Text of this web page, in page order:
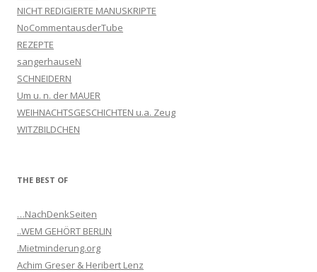
NICHT REDIGIERTE MANUSKRIPTE
NoCommentausderTube
REZEPTE
sangerhauseN
SCHNEIDERN
Um u. n. der MAUER
WEIHNACHTSGESCHICHTEN u.a. Zeug
WITZBILDCHEN
THE BEST OF
…NachDenkSeiten
..WEM GEHÖRT BERLIN
.Mietminderung.org
Achim Greser & Heribert Lenz